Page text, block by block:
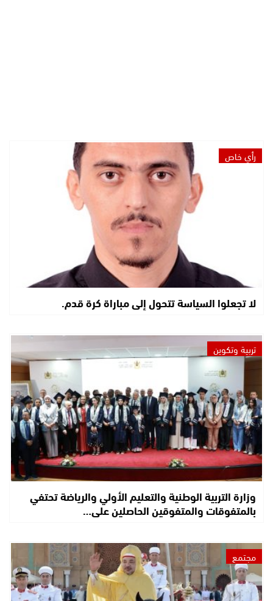
رأي خاص
لا تجعلوا السياسة تتحول إلى مباراة كرة قدم.
تربية وتكوين
وزارة التربية الوطنية والتعليم الأولي والرياضة تحتفي
بالمتفوقات والمتفوقين الحاصلين على…
مجتمع